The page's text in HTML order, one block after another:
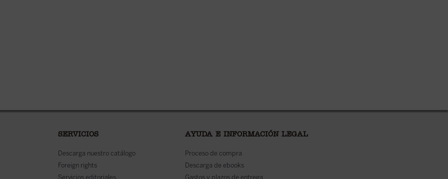
SERVICIOS
Descarga nuestro catálogo
Foreign rights
Servicios editoriales
AYUDA E INFORMACIÓN LEGAL
Proceso de compra
Descarga de ebooks
Gastos y plazos de entrega